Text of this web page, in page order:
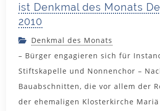
ist Denkmal des Monats
2010
Denkmal des Monats
– Bürger engagieren sich für
Stiftskapelle und Nonnenchor –
Bauabschnitten, die vor allem der
der ehemaligen Klosterkirche